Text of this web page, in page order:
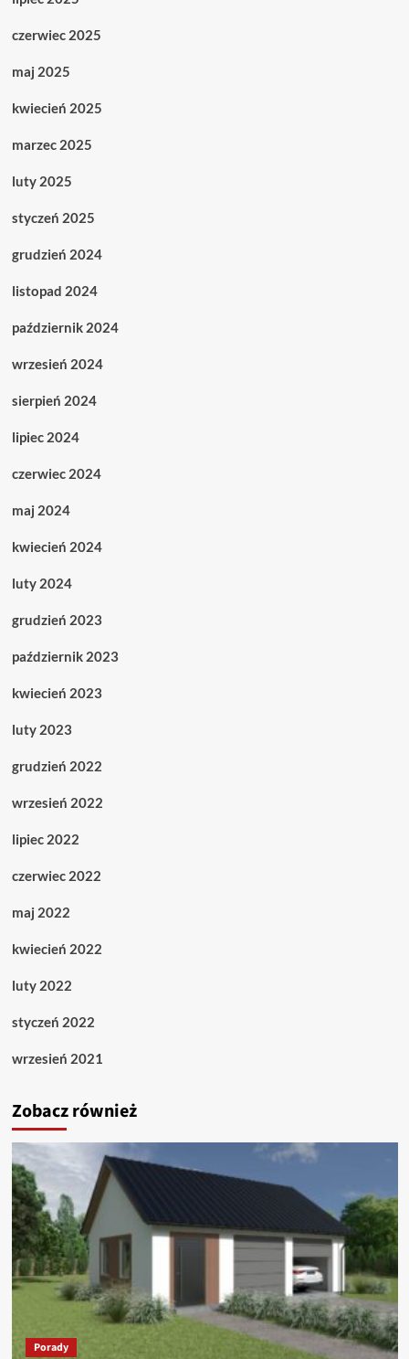
czerwiec 2025
maj 2025
kwiecień 2025
marzec 2025
luty 2025
styczeń 2025
grudzień 2024
listopad 2024
październik 2024
wrzesień 2024
sierpień 2024
lipiec 2024
czerwiec 2024
maj 2024
kwiecień 2024
luty 2024
grudzień 2023
październik 2023
kwiecień 2023
luty 2023
grudzień 2022
wrzesień 2022
lipiec 2022
czerwiec 2022
maj 2022
kwiecień 2022
luty 2022
styczeń 2022
wrzesień 2021
Zobacz również
Porady